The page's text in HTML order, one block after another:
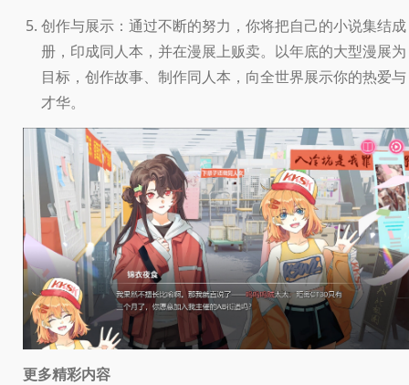
创作与展示：通过不断的努力，你将把自己的小说集结成
册，印成同人本，并在漫展上贩卖。以年底的大型漫展为
目标，创作故事、制作同人本，向全世界展示你的热爱与
才华。
更多精彩内容